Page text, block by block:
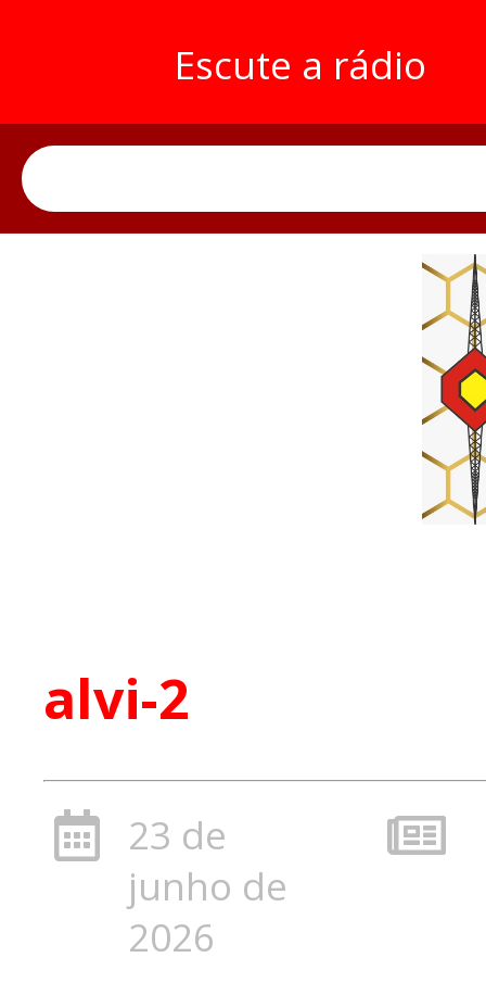
Escute a rádio
alvi-2
23 de
junho de
2026